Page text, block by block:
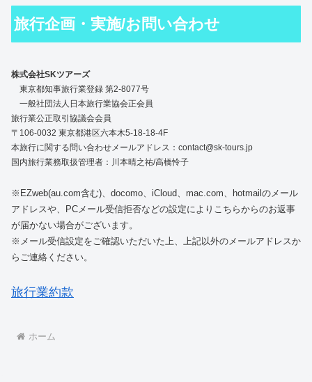
旅行企画・実施/お問い合わせ
株式会社SKツアーズ
東京都知事旅行業登録 第2-8077号
一般社団法人日本旅行業協会正会員
旅行業公正取引協議会会員
〒106-0032 東京都港区六本木5-18-18-4F
本旅行に関する問い合わせメールアドレス：contact@sk-tours.jp
国内旅行業務取扱管理者：川本晴之祐/高橋怜子
※EZweb(au.com含む)、docomo、iCloud、mac.com、hotmailのメール
アドレスや、PCメール受信拒否などの設定によりこちらからのお返事
が届かない場合がございます。
※メール受信設定をご確認いただいた上、上記以外のメールアドレスか
らご連絡ください。
旅行業約款
ホーム